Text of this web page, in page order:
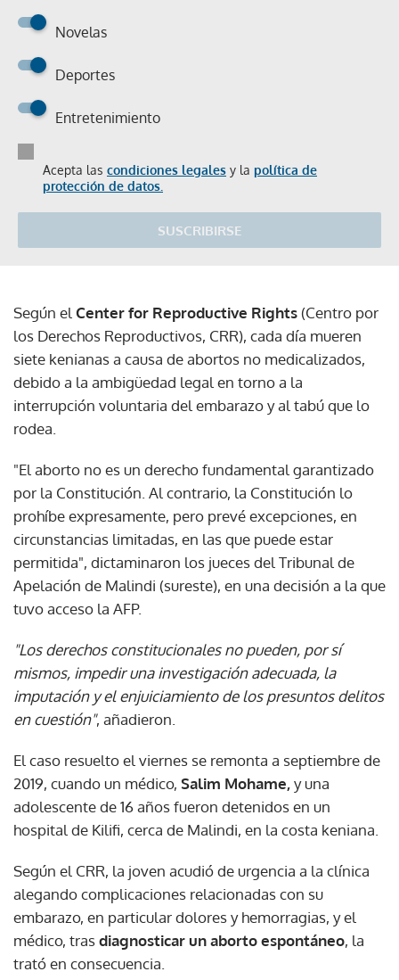
Novelas
Deportes
Entretenimiento
Acepta las condiciones legales y la política de
protección de datos.
SUSCRIBIRSE
Según el Center for Reproductive Rights (Centro por
los Derechos Reproductivos, CRR), cada día mueren
siete kenianas a causa de abortos no medicalizados,
debido a la ambigüedad legal en torno a la
interrupción voluntaria del embarazo y al tabú que lo
rodea.
"El aborto no es un derecho fundamental garantizado
por la Constitución. Al contrario, la Constitución lo
prohíbe expresamente, pero prevé excepciones, en
circunstancias limitadas, en las que puede estar
permitida", dictaminaron los jueces del Tribunal de
Apelación de Malindi (sureste), en una decisión a la que
tuvo acceso la AFP.
"Los derechos constitucionales no pueden, por sí
mismos, impedir una investigación adecuada, la
imputación y el enjuiciamiento de los presuntos delitos
en cuestión", añadieron.
El caso resuelto el viernes se remonta a septiembre de
2019, cuando un médico, Salim Mohame,y una
adolescente de 16 años fueron detenidos en un
hospital de Kilifi, cerca de Malindi, en la costa keniana.
Según el CRR, la joven acudió de urgencia a la clínica
alegando complicaciones relacionadas con su
embarazo, en particular dolores y hemorragias, y el
médico, trasdiagnosticar un aborto espontáneo, la
trató en consecuencia.